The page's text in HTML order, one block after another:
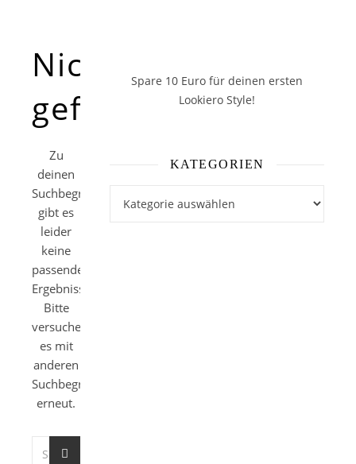
Nichts
gefunden!
Zu
deinen
Suchbegriffen
gibt es
leider
keine
passenden
Ergebnisse.
Bitte
versuche
es mit
anderen
Suchbegriffen
erneut.
Spare 10 Euro für deinen ersten
Lookiero Style!
KATEGORIEN